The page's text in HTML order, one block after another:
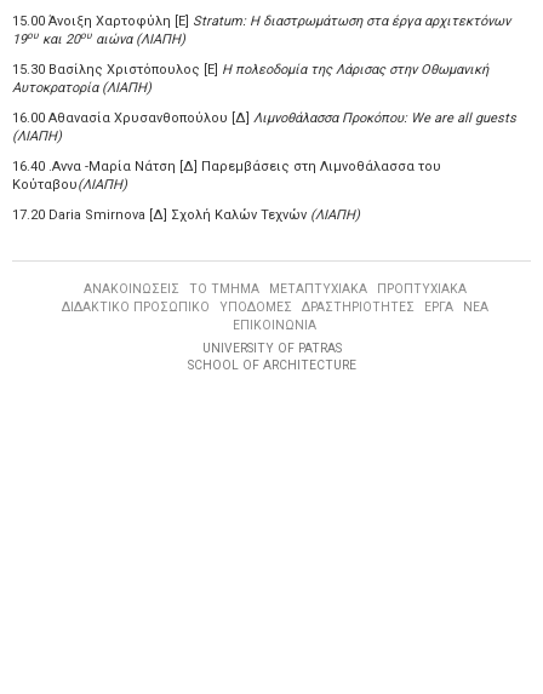
15.00 Άνοιξη Χαρτοφύλη [Ε] Stratum: Η διαστρωμάτωση στα έργα αρχιτεκτόνων
19ου και 20ου αιώνα (ΛΙΑΠΗ)
15.30 Βασίλης Χριστόπουλος [Ε] Hπολεοδομία της Λάρισας στην Οθωμανική
Αυτοκρατορία (ΛΙΑΠΗ)
16.00 Αθανασία Χρυσανθοπούλου [Δ] Λιμνοθάλασσα Προκόπου: We are all guests
(ΛΙΑΠΗ)
16.40 .Αννα -Μαρία Νάτση [Δ] Παρεμβάσεις στη Λιμνοθάλασσα του
Κούταβου(ΛΙΑΠΗ)
17.20 Daria Smirnova [Δ] Σχολή Καλών Τεχνών (ΛΙΑΠΗ)
ΑΝΑΚΟΙΝΩΣΕΙΣ ΤΟ ΤΜΗΜΑ ΜΕΤΑΠΤΥΧΙΑΚΑ
ΠΡΟΠΤΥΧΙΑΚΑ
ΔΙΔΑΚΤΙΚΟ ΠΡΟΣΩΠΙΚΟ
ΥΠΟΔΟΜΕΣ ΔΡΑΣΤΗΡΙΟΤΗΤΕΣ ΕΡΓΑ
ΝΕΑ
ΕΠΙΚΟΙΝΩΝΙΑ
UNIVERSITY OF PATRAS
SCHOOL OF ARCHITECTURE